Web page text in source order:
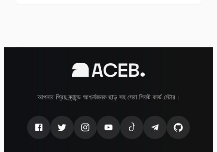
আপনার প্রিয় ব্র্যান্ডে আশ্চর্যজনক ছাড় সহ সেরা গিফট কার্ড স্টোর।